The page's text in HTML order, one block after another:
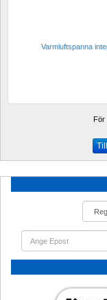
Varmluftspanna
För